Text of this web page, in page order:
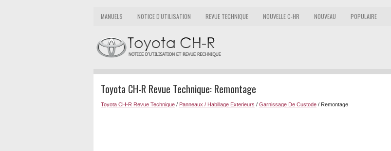
MANUELS NOTICE D'UTILISATION REVUE TECHNIQUE NOUVELLE C-HR NOUVEAU POPULAIRE
Toyota CH-R Revue Technique: Remontage
Toyota CH-R Revue Technique / Panneaux / Habillage Exterieurs / Garnissage De Custode / Remontage